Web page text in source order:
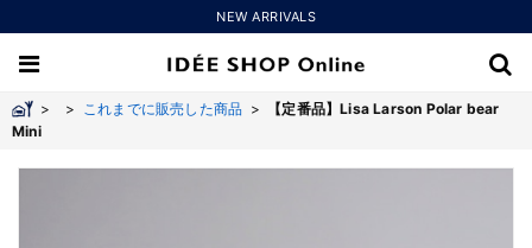
NEW ARRIVALS
> > これまでに販売した商品 >
【定番品】Lisa Larson Polar bear
Mini